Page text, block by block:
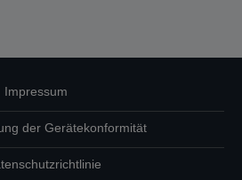
Impressum
der Gerätekonformität